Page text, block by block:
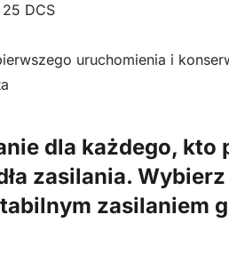
DCS
uruchomienia i
dla każdego, kto
zasilania.
zasilaniem